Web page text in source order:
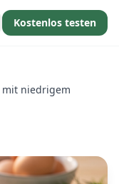
Kostenlos testen
mit niedrigem